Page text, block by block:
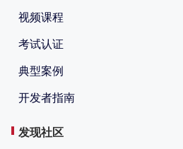
视频课程
考试认证
典型案例
开发者指南
发现社区